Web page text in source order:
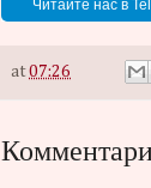
Читайте нас в
at07:26